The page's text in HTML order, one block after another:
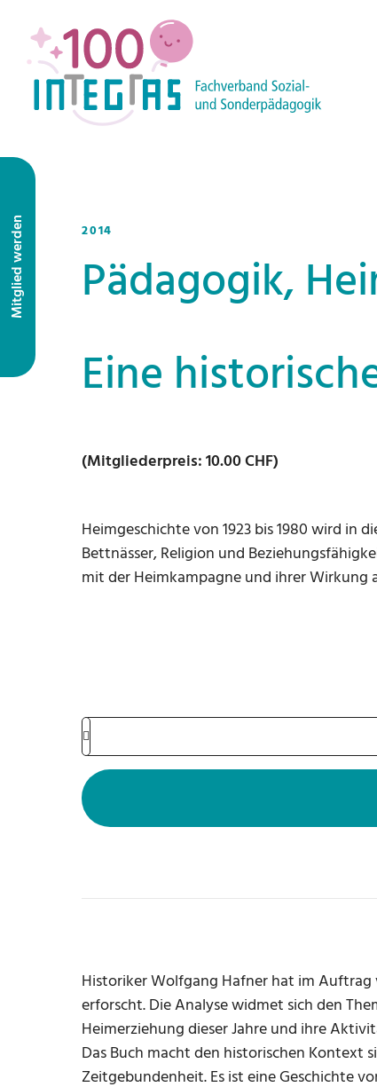
Mitglied werden 2014
Pädagogik,
Eine
(Mitgliederpreis: 10.00 CHF)
Heimgeschichte von 1923 bis 1980 wird in
Bettnässer, Religion und
mit der Heimkampagne und ihrer Wirkung
Historiker Wolfgang Hafner hat im Auftrag
erforscht. Die Analyse widmet sich den
Heimerziehung dieser Jahre und ihre
Das Buch macht den historischen Kontext
Zeitgebundenheit. Es ist eine Geschichte